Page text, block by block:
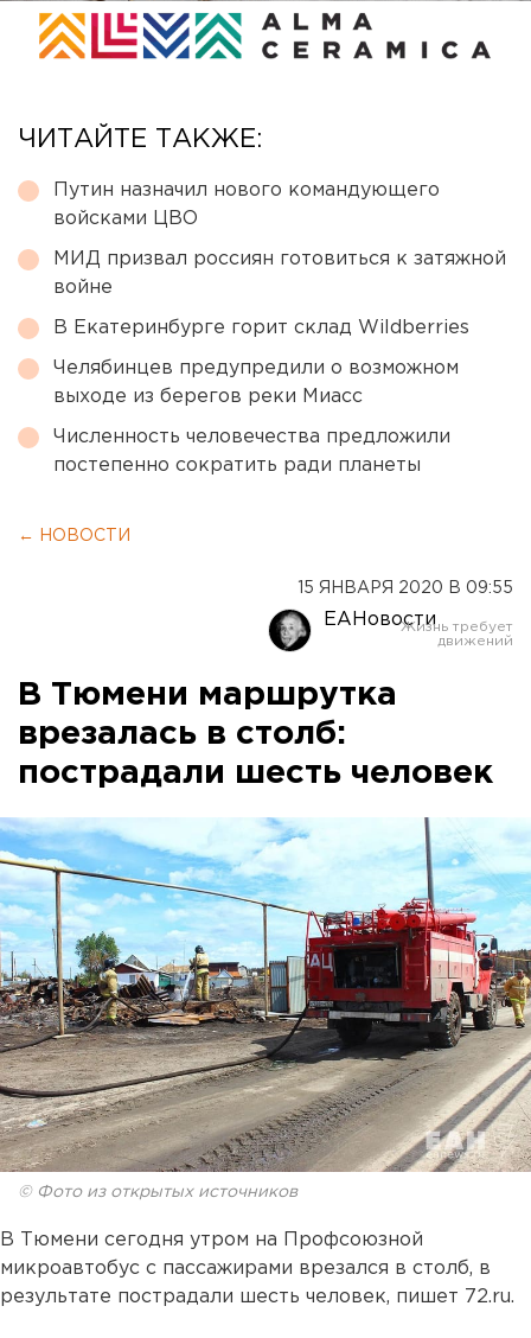
ЧИТАЙТЕ ТАКЖЕ:
Путин назначил нового командующего
войсками ЦВО
МИД призвал россиян готовиться к затяжной
войне
В Екатеринбурге горит склад Wildberries
Челябинцев предупредили о возможном
выходе из берегов реки Миасс
Численность человечества предложили
постепенно сократить ради планеты
← НОВОСТИ
15 ЯНВАРЯ 2020 В 09:55
ЕАНовости
В Тюмени маршрутка
врезалась в столб:
пострадали шесть человек
© Фото из открытых источников
В Тюмени сегодня утром на Профсоюзной
микроавтобус с пассажирами врезался в столб, в
результате пострадали шесть человек, пишет 72.ru.